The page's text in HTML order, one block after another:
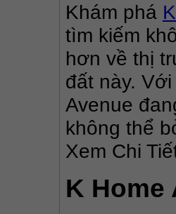
Khám phá
tìm kiếm
hơn về thị
đất này.
Avenue
không thể
Xem Chi
K Home